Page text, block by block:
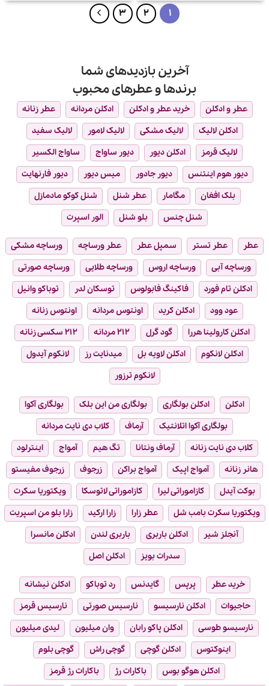
بود.
است.
1
2
3
آخرین بازدیدهای شما
برندها و عطرهای محبوب
عطر و ادکلن خرید عطر و ادکلن ادکلن مردانه
عطر زنانه
ادکلن لالیک
لالیک مشکی لالیک لامور
لالیک سفید
لالیک قرمز
ادکلن دیور دیور ساواج
ساواج الکسیر
دیور هوم اینتنس
دیور جادور میس دیور
دیور فارنهایت
بلک افغان
مگامار عطر شنل
شنل کوکو مادمازل
شنل چنس
بلو شنل الور اسپرت
عطر عطر تستر سمپل عطر عطر ورساچه
ورساچه مشکی
ورساچه آبی
ورساچه اروس ورساچه طلایی
ورساچه صورتی
ادکلن تام فورد
فاکینگ فابولوس توسکان لدر
توباکو وانیل
عود وود
ادکلن کرید اونتوس مردانه
اونتوس زنانه
ادکلن کارولینا هررا
گود گرل ۲۱۲ مردانه
۲۱۲ سکسی زنانه
ادکلن لانکوم
ادکلن لاویه بل میدنایت رز
لانکوم آیدول
لانکوم ترزور
ادکلن ادکلن بولگاری بولگاری من این بلک
بولگاری آکوا
بولگاری آکوا اتلانتیک
آرماف
کلاب دی نایت مردانه
کلاب دی نایت زنانه
آرماف ونتانا تگ هیم آمواج
اینترلود
هانر زنانه
آمواج اپیک آمواج براکن زرجوف
زرجوف مفیستو
بوکت آیدل
کازاموراتی لیرا کازاموراتی لاتوسکا
ویکتوریا سکرت
ویکتوریا سکرت بامب شل
عطر زارا زارا ارکید
زارا بلو من اسپریت
آنجلز شیر
ادکلن باربری باربری لندن
ادکلن مانسرا
سدرات بویز
ادکلن اصل
خرید عطر پرپس گایدنس رد توباکو
ادکلن نیشانه
حاجیوات
ادکلن نارسیسو نارسیس صورتی
نارسیس قرمز
نارسیسو طوسی
ادکلن پاکو رابان وان میلیون
لیدی میلیون
اینوکتوس
ادکلن گوچی گوچی راش
گوچی بلوم
ادکلن هوگو بوس
باکارات رژ
باکارات رژ قرمز